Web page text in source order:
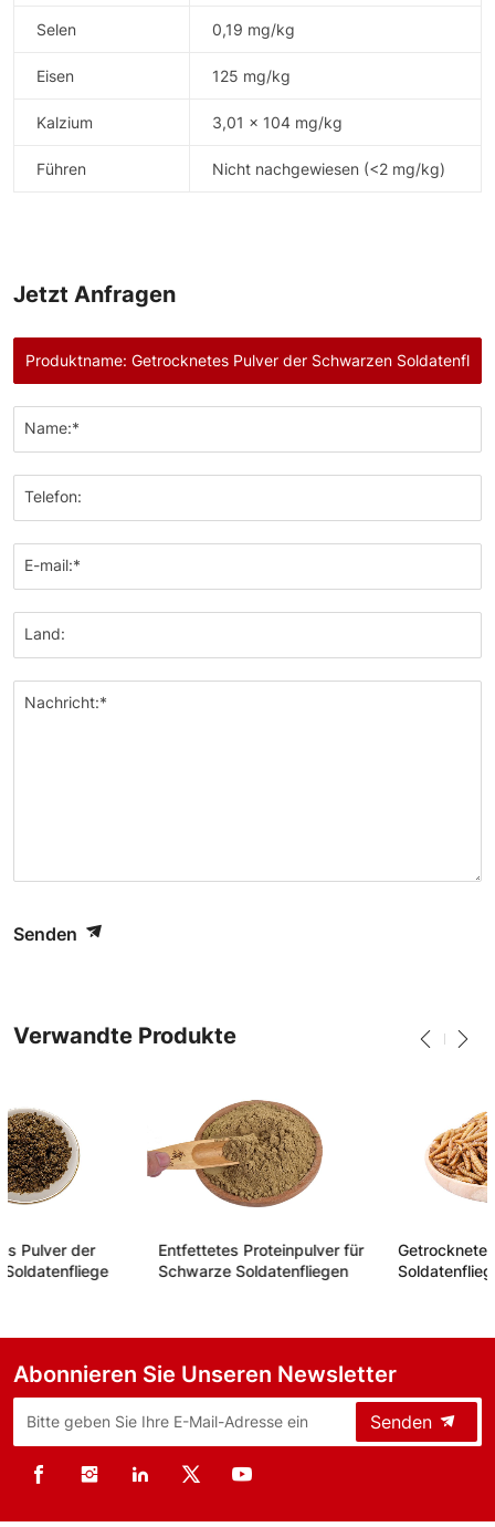
Selen 0,19 mg/kg
Eisen 125 mg/kg
Kalzium 3,01 × 104 mg/kg
Führen Nicht nachgewiesen (<2 mg/kg)
Jetzt Anfragen
Name:*
Telefon:
E-mail:*
Land:
Nachricht:*
Senden
Verwandte Produkte
Getrocknete schwarze
Soldatenfliege
Getrocknetes Pulver der
Schwarzen Soldatenfliege
Abonnieren Sie Unseren Newsletter
Senden